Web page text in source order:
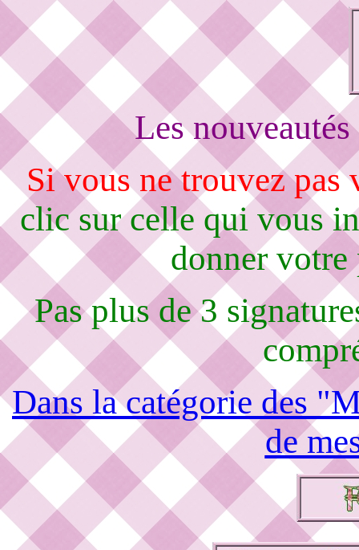
Les
Si vous ne trouvez pas
clic sur celle qui vous
donner votre
Pas plus de 3
Dans la catégorie des
de